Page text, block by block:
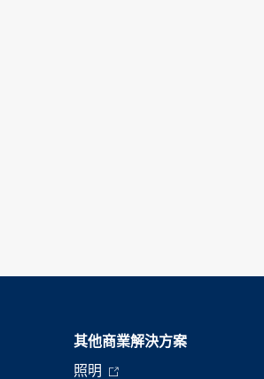
其他商業解決方案
照明